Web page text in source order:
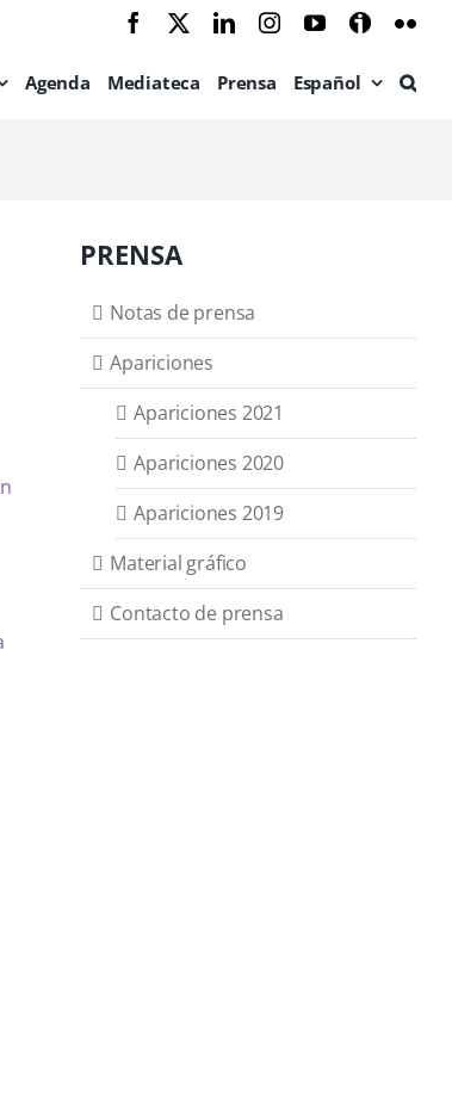
Facebook LinkedInInstagramYouTube
Ivoox
Agenda Mediateca Prensa Español
PRENSA
Notas de prensa
Apariciones
Apariciones 2021
Apariciones 2020
Apariciones 2019
Material gráfico
Contacto de prensa